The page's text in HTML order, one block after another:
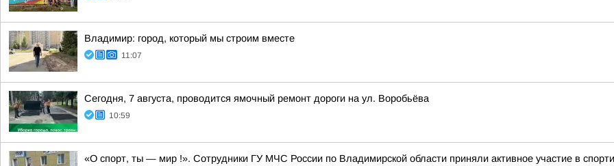
Владимир: город, который мы строим вместе
11:07
Сегодня, 7 августа, проводится ямочный ремонт дороги на ул. Воробьёва
10:59
«О спорт, ты — мир !». Сотрудники ГУ МЧС России по Владимирской области приняли активное участие в